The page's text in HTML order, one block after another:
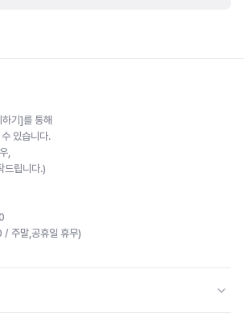
기]를 통해
있습니다.
,
드립니다.)
주말,공휴일 휴무)